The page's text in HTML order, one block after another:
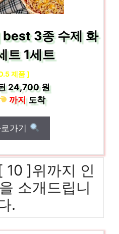
3종 수제 화
트 1세트
제품 ]
24,700 원
까지도착
가기
]위까지 인
소개드립니
.